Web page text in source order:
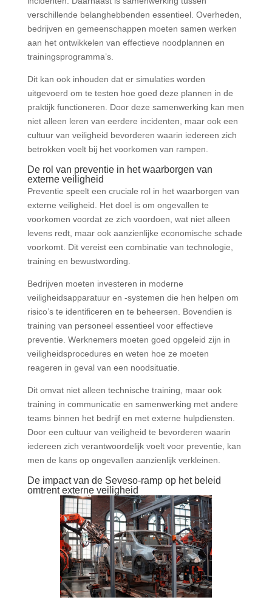
verschillende belanghebbenden essentieel. Overheden,
bedrijven en gemeenschappen moeten samen werken
aan het ontwikkelen van effectieve noodplannen en
trainingsprogramma’s.
Dit kan ook inhouden dat er simulaties worden
uitgevoerd om te testen hoe goed deze plannen in de
praktijk functioneren. Door deze samenwerking kan men
niet alleen leren van eerdere incidenten, maar ook een
cultuur van veiligheid bevorderen waarin iedereen zich
betrokken voelt bij het voorkomen van rampen.
De rol van preventie in het waarborgen van
externe veiligheid
Preventie speelt een cruciale rol in het waarborgen van
externe veiligheid. Het doel is om ongevallen te
voorkomen voordat ze zich voordoen, wat niet alleen
levens redt, maar ook aanzienlijke economische schade
voorkomt. Dit vereist een combinatie van technologie,
training en bewustwording.
Bedrijven moeten investeren in moderne
veiligheidsapparatuur en -systemen die hen helpen om
risico’s te identificeren en te beheersen. Bovendien is
training van personeel essentieel voor effectieve
preventie. Werknemers moeten goed opgeleid zijn in
veiligheidsprocedures en weten hoe ze moeten
reageren in geval van een noodsituatie.
Dit omvat niet alleen technische training, maar ook
training in communicatie en samenwerking met andere
teams binnen het bedrijf en met externe hulpdiensten.
Door een cultuur van veiligheid te bevorderen waarin
iedereen zich verantwoordelijk voelt voor preventie, kan
men de kans op ongevallen aanzienlijk verkleinen.
De impact van de Seveso-ramp op het beleid
omtrent externe veiligheid